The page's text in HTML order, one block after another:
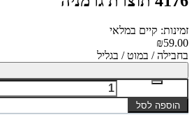
זמינות: קיים במלאי
₪59.00
בחבילה / במוט / בגליל
הוספה לסל